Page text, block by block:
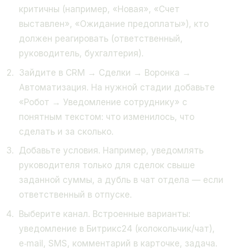
критичны (например, «Новая», «Счет
выставлен», «Ожидание предоплаты»), кто
должен реагировать (ответственный,
руководитель, бухгалтерия).
Зайдите в CRM → Сделки → Воронка →
Автоматизация. На нужной стадии добавьте
«Робот → Уведомление сотруднику» с
понятным текстом: что изменилось, что
сделать и за сколько.
Добавьте условия. Например, уведомлять
руководителя только для сделок свыше
заданной суммы, а дубль в чат отдела — если
ответственный в отпуске.
Выберите канал. Встроенные варианты:
уведомление в Битрикс24 (колокольчик/чат),
e‑mail, SMS, комментарий в карточке, задача.